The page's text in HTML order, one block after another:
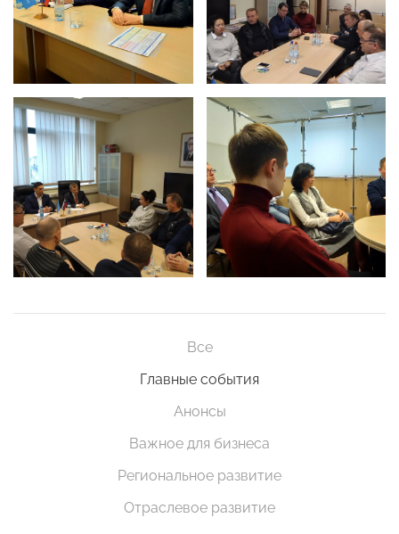
Все
Главные события
Анонсы
Важное для бизнеса
Региональное развитие
Отраслевое развитие